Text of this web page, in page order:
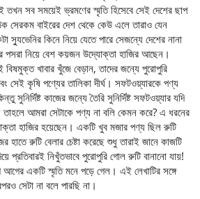
তখন সব সময়েই ভ্রমণের স্মৃতি হিসেবে সেই দেশের ছাপ
সেরকম বাইরের দেশ থেকে কেউ এলে তারাও যেন
স্যুভেনির কিনে নিয়ে যেতে পারে সেজন্যে দেশের নানা
পসরা নিয়ে বেশ কয়জন উদ্যোক্তা হাজির আছেন।
খাবার খুঁজে বেড়ান, তাদের জন্যে পুরোপুরি
সেই কৃষি পণ্যের তালিকা দীর্ঘ। সফটওয়্যারকে পণ্য
সুনির্দিষ্ট কাজের জন্যে তৈরি সুনির্দিষ্ট সফটওয়্যার যদি
আমরা সেটাকে পণ্য না বলি কেমন করে? এ ধরনের
হাজির হয়েছেন। একটি খুব মজার পণ্য ছিল রুটি
হাতে রুটি বেলার চেষ্টা করেছে শুধু তারাই জানে কাজটি
প্রতিবারই নিখুঁতভাবে পুরোপুরি গোল রুটি বানানো যায়!
আগের একটি স্মৃতি মনে পড়ে গেল। এই লেখাটির সঙ্গে
সেটা না বলে পারছি না।